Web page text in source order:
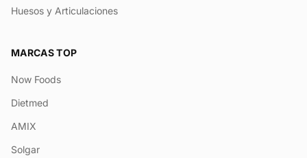
Huesos y Articulaciones
MARCAS TOP
Now Foods
Dietmed
AMIX
Solgar